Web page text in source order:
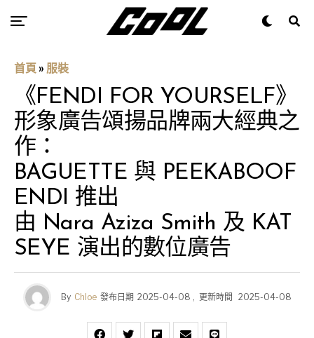
首頁 » 服裝
《FENDI FOR YOURSELF》
形象廣告頌揚品牌兩大經典之
作：
BAGUETTE 與 PEEKABOOF
ENDI 推出
由 Nara Aziza Smith 及 KAT
SEYE 演出的數位廣告
By Chloe 發布日期 2025-04-08 , 更新時間 2025-04-08